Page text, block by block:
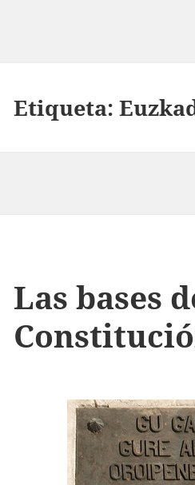
Etiqueta:
Las bases